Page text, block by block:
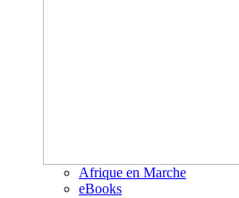
Afrique en Marche
eBooks